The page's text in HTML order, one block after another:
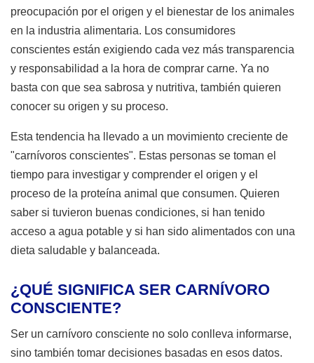
preocupación por el origen y el bienestar de los animales
en la industria alimentaria. Los consumidores
conscientes están exigiendo cada vez más transparencia
y responsabilidad a la hora de comprar carne. Ya no
basta con que sea sabrosa y nutritiva, también quieren
conocer su origen y su proceso.
Esta tendencia ha llevado a un movimiento creciente de
"carnívoros conscientes". Estas personas se toman el
tiempo para investigar y comprender el origen y el
proceso de la proteína animal que consumen. Quieren
saber si tuvieron buenas condiciones, si han tenido
acceso a agua potable y si han sido alimentados con una
dieta saludable y balanceada.
¿QUÉ SIGNIFICA SER CARNÍVORO
CONSCIENTE?
Ser un carnívoro consciente no solo conlleva informarse,
sino también tomar decisiones basadas en esos datos.